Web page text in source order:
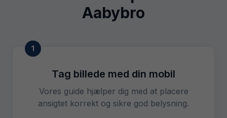
Aabybro
1
Tag billede med din mobil
Vores guide hjælper dig med at placere
ansigtet korrekt og sikre god belysning.